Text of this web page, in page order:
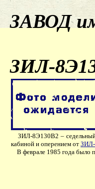
ЗАВОД
ЗИЛ-
ЗИЛ-8Э130В2 – седельный
кабиной и оперением от
В феврале 1985 года было